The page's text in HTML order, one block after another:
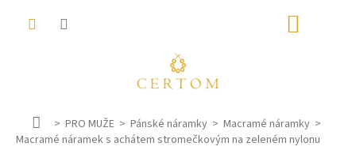
D
o
PRO MUŽE Pánské náramky
Macramé náramky
Macramé náramek s achátem stromečkovým na zeleném nylonu